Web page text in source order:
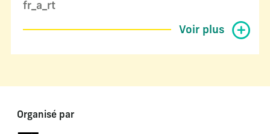
fr_a_rt
Voir plus
Organisé par